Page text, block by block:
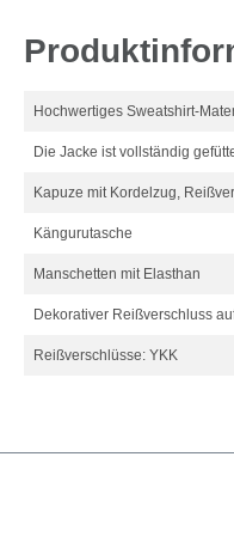
Hochwertiges Sweatshirt-
Die Jacke ist vollständig
Kapuze mit Kordelzug,
Kängurutasche
Manschetten mit Elasthan
Dekorativer Reißverschluss
Reißverschlüsse: YKK